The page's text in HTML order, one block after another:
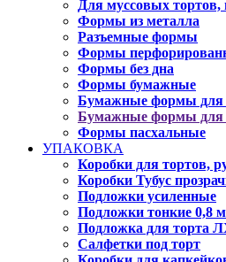
Для муссовых
Формы из металла
Разъемные формы
Формы
Формы без дна
Формы бумажные
Бумажные формы для
Бумажные формы для
Формы пасхальные
УПАКОВКА
Коробки для тортов,
Коробки Тубус
Подложки усиленные
Подложки тонкие 0,8
Подложка для торта
Салфетки под торт